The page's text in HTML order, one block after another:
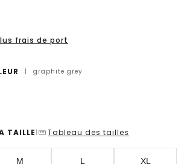
frais de port
| graphite grey
TAILLE | Tableau des tailles
M L XL